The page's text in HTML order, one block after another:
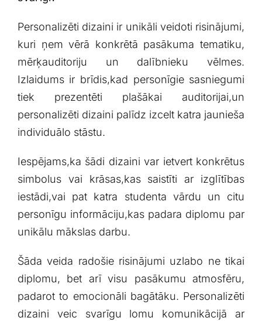
Personalizēti dizaini ir unikāli ⁣veidoti risinājumi,
⁢kuri ņem vērā‌ konkrētā pasākuma tematiku,​
mērķauditoriju un dalībnieku vēlmes.
Izlaidums ir brīdis,kad personīgie⁢ sasniegumi‍
tiek prezentēti plašākai auditorijai,un
personalizēti⁣ dizaini⁢ palīdz‍ izcelt katra​ jaunieša
individuālo stāstu. ⁤
Iespējams,ka šādi dizaini‌ var ietvert⁢ konkrētus
simbolus vai krāsas,kas saistīti​ ar izglītības
iestādi,vai pat katra ⁣studenta vārdu un citu
personīgu informāciju,kas padara diplomu par
unikālu mākslas⁢ darbu.⁤
Šāda veida ​radošie ​risinājumi uzlabo ne tikai
diplomu, bet arī visu​ pasākumu atmosfēru,
padarot to emocionāli bagātāku.​ Personalizēti
dizaini veic svarīgu lomu komunikācijā ar